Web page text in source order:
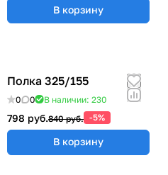
В корзину
Полка 325/155
0 0 В наличии: 230
798 руб.840 руб. -5%
В корзину